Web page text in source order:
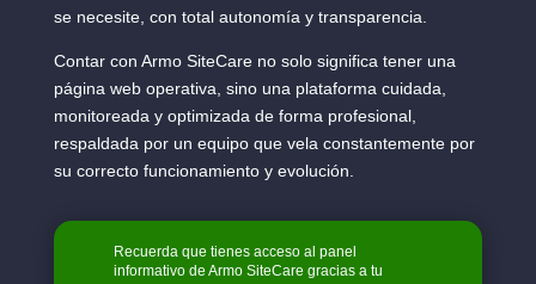
se necesite, con total autonomía y transparencia.
Contar con Armo SiteCare no solo significa tener una
página web operativa, sino una plataforma cuidada,
monitoreada y optimizada de forma profesional,
respaldada por un equipo que vela constantemente por
su correcto funcionamiento y evolución.
Recuerda que tienes acceso al panel
informativo de Armo SiteCare gracias a tu